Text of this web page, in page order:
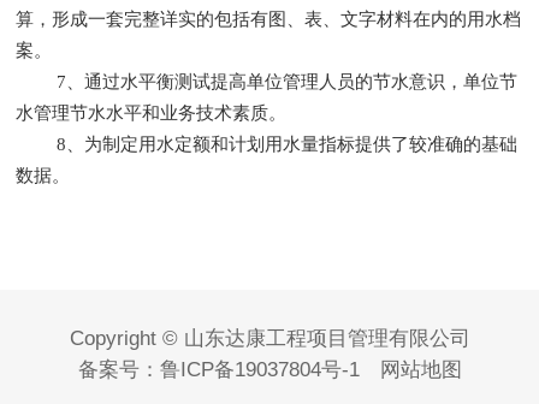
算，形成一套完整详实的包括有图、表、文字材料在内的用水档
案。
7、通过水平衡测试提高单位管理人员的节水意识，单位节
水管理节水水平和业务技术素质。
8、为制定用水定额和计划用水量指标提供了较准确的基础
数据。
Copyright © 山东达康工程项目管理有限公司
备案号： 鲁ICP备19037804号-1 网站地图